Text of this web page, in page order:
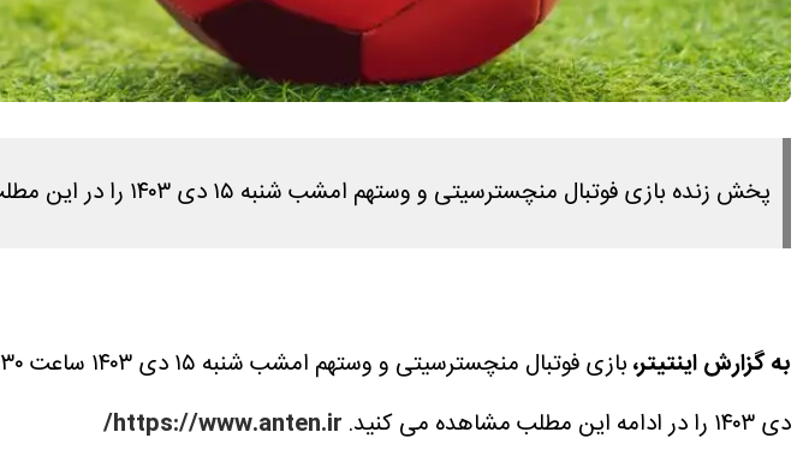
پخش زنده بازی فوتبال منچسترسیتی و وستهم امشب شنبه ۱۵ دی ۱۴۰۳ را در این مطلب مشاهده می کنید.
به گزارش اینتیتر،بازی فوتبال منچسترسیتی و وستهم امشب شنبه ۱۵ دی ۱۴۰۳ ساعت ۱۸:۳۰ برگزار می شود.
دی ۱۴۰۳ را در ادامه این مطلب مشاهده می کنید.
https://www.anten.ir/